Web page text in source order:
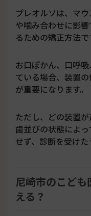
プレオルソは、マ
や噛み合わせに影
るための矯正方法で
お口ぽかん、口呼
ている場合、装置
が重要になります。
ただし、どの装置
歯並びの状態によ
せず、診断を受けた
尼崎市のこど
える？